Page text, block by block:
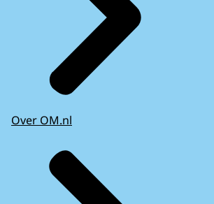
Over OM.nl